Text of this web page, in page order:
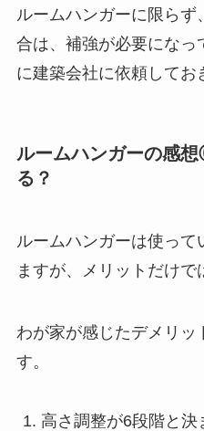
ルームハンガーに限ら
合は、補強が必要になっ
に建築会社に依頼してお
ルームハンガーの感
る？
ルームハンガーは使って
ますが、メリットだけで
わが家が感じたデメリッ
す。
高さ調整が6段階と決